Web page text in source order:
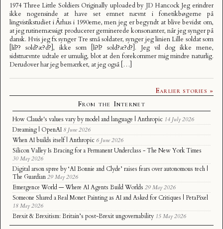
1974 Three Little Soldiers Originally uploaded by JD Hancock Jeg erindrer
ikke nogensinde at have set emnet nævnt i fonetikbøgerne på
lingvistikstudiet i Århus i 1990erne, men jeg er begyndt at blive bevidst om,
at jeg rutinemæssigt producerer geminerede konsonanter, når jeg synger på
dansk. Hvis jeg fx synger Tre små soldater, synger jeg linien Lille soldat som
[lil?? sold?æ?d?], ikke som [li?l? sold?æ?d?]. Jeg vil dog ikke mene,
sidstnævnte udtale er umulig, blot at den forekommer mig mindre naturlig.
Derudover har jeg bemærket, at jeg også […]
Earlier stories »
From the Internet
How Claude's values vary by model and language | Anthropic 14 July 2026
Dreaming | OpenAI 8 June 2026
When AI builds itself | Anthropic 6 June 2026
Silicon Valley Is Bracing for a Permanent Underclass - The New York Times
30 May 2026
Digital arson spree by ‘AI Bonnie and Clyde’ raises fears over autonomous tech |
The Guardian 29 May 2026
Emergence World — Where AI Agents Build Worlds 29 May 2026
Someone Shared a Real Monet Painting as AI and Asked for Critiques | PetaPixel
18 May 2026
Brexit & Brexitism: Britain’s post-Brexit ungovernability 15 May 2026